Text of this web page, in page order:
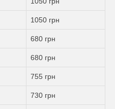
1050 грн
680 грн
680 грн
755 грн
730 грн